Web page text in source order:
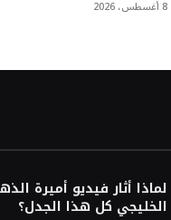
8 أغسطس، 2026
لماذا أثار فيديو أميرة
الخليجي كل هذا الجدل؟